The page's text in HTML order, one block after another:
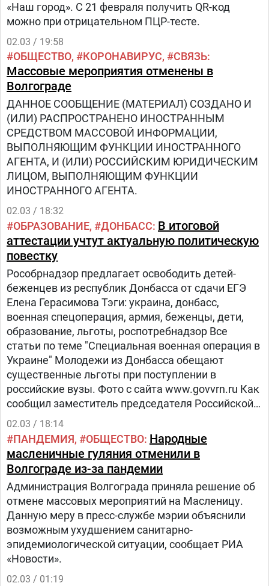
«Наш город». С 21 февраля получить QR-код
можно при отрицательном ПЦР-тесте.
02.03 / 19:58
ОБЩЕСТВО КОРОНАВИРУС СВЯЗЬ
Массовые мероприятия отменены в
Волгограде
ДАННОЕ СООБЩЕНИЕ (МАТЕРИАЛ) СОЗДАНО И
(ИЛИ) РАСПРОСТРАНЕНО ИНОСТРАННЫМ
СРЕДСТВОМ МАССОВОЙ ИНФОРМАЦИИ,
ВЫПОЛНЯЮЩИМ ФУНКЦИИ ИНОСТРАННОГО
АГЕНТА, И (ИЛИ) РОССИЙСКИМ ЮРИДИЧЕСКИМ
ЛИЦОМ, ВЫПОЛНЯЮЩИМ ФУНКЦИИ
ИНОСТРАННОГО АГЕНТА.
02.03 / 18:32
ОБРАЗОВАНИЕ ДОНБАСС В итоговой
аттестации учтут актуальную политическую
повестку
Рособрнадзор предлагает освободить детей-
беженцев из республик Донбасса от сдачи ЕГЭ
Елена Герасимова Тэги: украина, донбасс,
военная спецоперация, армия, беженцы, дети,
образование, льготы, роспотребнадзор Все
статьи по теме "Специальная военная операция в
Украине" Молодежи из Донбасса обещают
существенные льготы при поступлении в
российские вузы. Фото с сайта www.govvrn.ru Как
сообщил заместитель председателя Российской
академии образования и бывший главный
санитарный врач страны Геннадий Онищенко,
детям из Донбасса, прибывшим в качестве
беженцев из ЛДНР, необходимо организовать
полную диспансеризацию. «Это недорогое
удовольствие для нашей страны в целом», –
заявил Геннадий Онищенко.
02.03 / 18:14
ПАНДЕМИЯ ОБЩЕСТВО Народные
масленичные гуляния отменили в
Волгограде из-за пандемии
Администрация Волгограда приняла решение об
отмене массовых мероприятий на Масленицу.
Данную меру в пресс-службе мэрии объяснили
возможным ухудшением санитарно-
эпидемиологической ситуации, сообщает РИА
«Новости».
02.03 / 01:19